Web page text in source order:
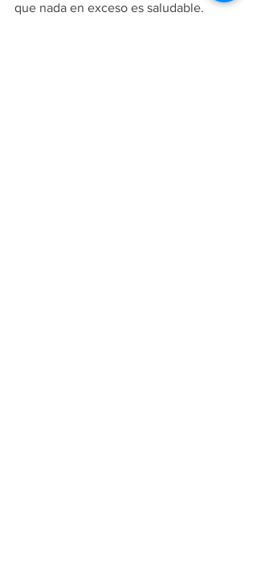
que nada en exceso es saludable.